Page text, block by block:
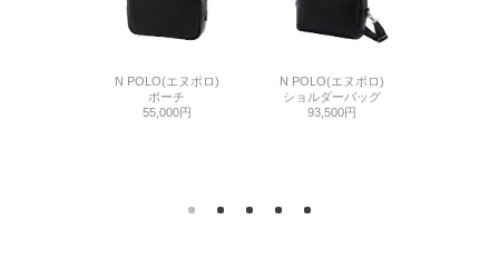
N POLO(エヌポロ)
ポーチ
55,000円
N POLO(エヌポロ)
ショルダーバッグ
93,500円